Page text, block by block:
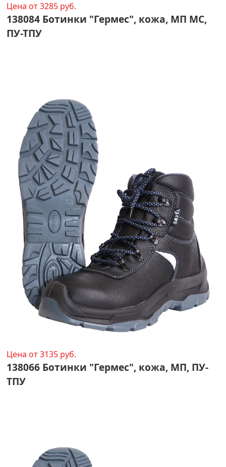
Цена от 3285 руб.
138084 Ботинки "Гермес", кожа, МП МС,
ПУ-ТПУ
Цена от 3135 руб.
138066 Ботинки "Гермес", кожа, МП, ПУ-
ТПУ